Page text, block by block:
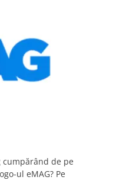
cumpărând de pe
ul eMAG? Pe